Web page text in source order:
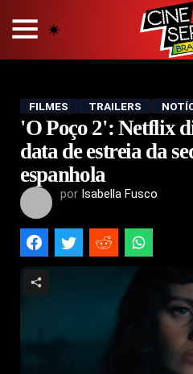
POLÍTICA DE PRIVACIDADE
TERMOS E CONDIÇÕES
CONTATO
Hot
Popular
Tendência
Filmes
FILMES TRAILERS
'O Poço 2': Netflix
data de estreia da
espanhola
por Isabella Fusco